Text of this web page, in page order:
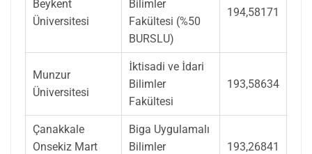
Beykent
Üniversitesi
Bilimler
Fakültesi (%50
BURSLU)
194,58171
Munzur
Üniversitesi
İktisadi ve İdari
Bilimler
Fakültesi
193,58634
Çanakkale
Onsekiz Mart
Biga Uygulamalı
Bilimler
193,26841